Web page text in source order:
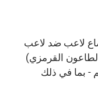
لاعب ضد لاعب
القرمزي)
- بما في ذلك